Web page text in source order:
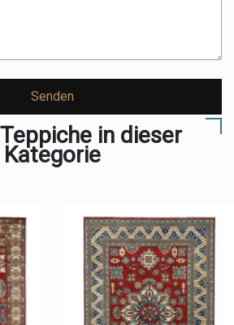
Senden
in dieser
Kategorie